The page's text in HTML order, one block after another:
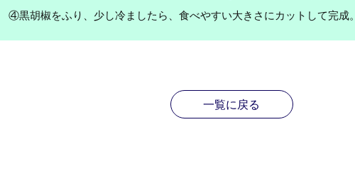
④黒胡椒をふり、少し冷ましたら、食べやすい大きさにカットして完成。
一覧に戻る